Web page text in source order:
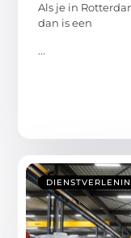
Als je in
dan is een
...